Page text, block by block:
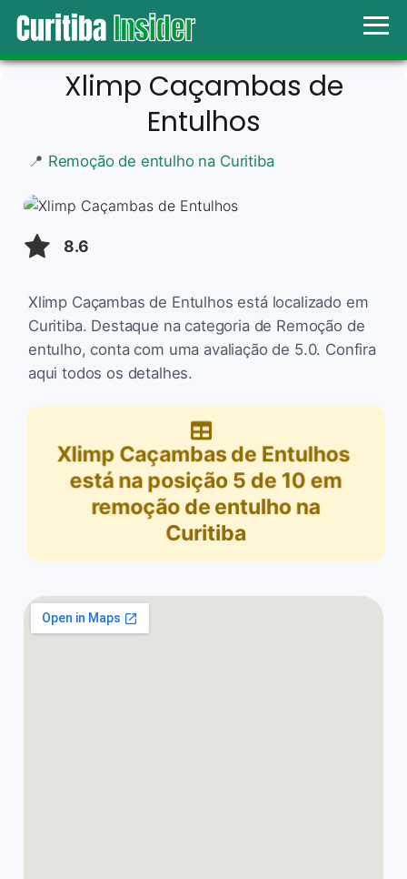
Xlimp Caçambas de
Entulhos
📍 Remoção de entulho na Curitiba
8.6
Xlimp Caçambas de Entulhos está localizado em
Curitiba. Destaque na categoria de Remoção de
entulho, conta com uma avaliação de 5.0. Confira
aqui todos os detalhes.
Xlimp Caçambas de Entulhos
está na posição 5 de 10 em
remoção de entulho na
Curitiba